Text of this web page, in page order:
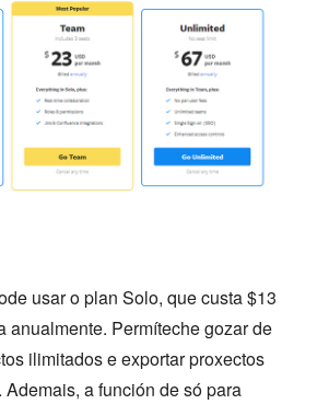
usar o plan Solo, que custa $13
anualmente. Permíteche gozar de
ilimitados e exportar proxectos
Ademais, a función de só para